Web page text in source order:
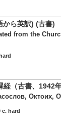
ら英訳) (古書)
from the
（古書、1942年
Октоих,
c. hard